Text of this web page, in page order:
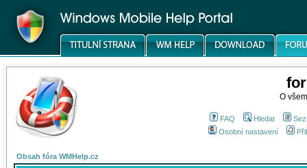
O
FAQ Hledat
Osobní nastavení
Obsah fóra WMHelp.cz